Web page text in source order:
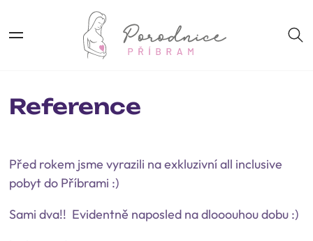
Reference
Před rokem jsme vyrazili na exkluzivní all inclusive
pobyt do Příbrami :)
Sami dva!! Evidentně naposled na dlooouhou dobu :)